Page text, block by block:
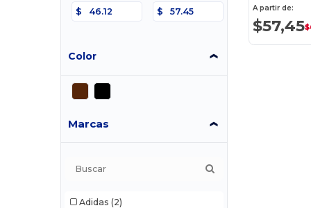
$
$
Color
Marcas
Adidas (2)
A partir de:
$57,45